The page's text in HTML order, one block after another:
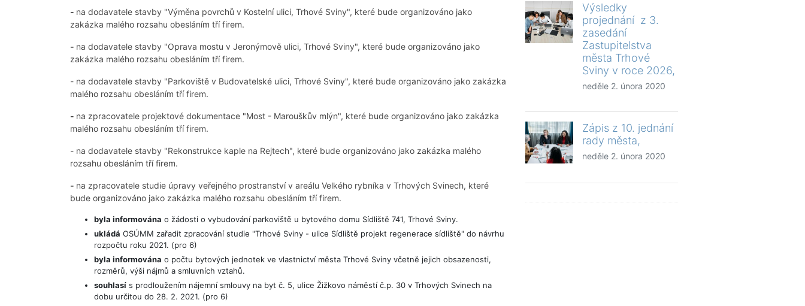
- na dodavatele stavby "Výměna povrchů v Kostelní ulici, Trhové Sviny", které bude organizováno jako
zakázka malého rozsahu obesláním tří firem.
- na dodavatele stavby "Oprava mostu v Jeronýmově ulici, Trhové Sviny", které bude organizováno jako
zakázka malého rozsahu obesláním tří firem.
- na dodavatele stavby "Parkoviště v Budovatelské ulici, Trhové Sviny", které bude organizováno jako zakázka
malého rozsahu obesláním tří firem.
- na zpracovatele projektové dokumentace "Most - Marouškův mlýn", které bude organizováno jako zakázka
malého rozsahu obesláním tří firem.
- na dodavatele stavby "Rekonstrukce kaple na Rejtech", které bude organizováno jako zakázka malého
rozsahu obesláním tří firem.
- na zpracovatele studie úpravy veřejného prostranství v areálu Velkého rybníka v Trhových Svinech, které
bude organizováno jako zakázka malého rozsahu obesláním tří firem.
byla informována o žádosti o vybudování parkoviště u bytového domu Sídliště 741, Trhové Sviny.
ukládá OSÚMM zařadit zpracování studie "Trhové Sviny - ulice Sídliště projekt regenerace sídliště" do návrhu
rozpočtu roku 2021. (pro 6)
byla informována o počtu bytových jednotek ve vlastnictví města Trhové Sviny včetně jejich obsazenosti,
rozměrů, výši nájmů a smluvních vztahů.
souhlasí s prodloužením nájemní smlouvy na byt č. 5, ulice Žižkovo náměstí č.p. 30 v Trhových Svinech na
dobu určitou do 28. 2. 2021. (pro 6)
Výsledky
projednání z 3.
zasedání
Zastupitelstva
města Trhové
Sviny v roce 2026,
neděle 2. února 2020
Zápis z 10. jednání
rady města,
neděle 2. února 2020